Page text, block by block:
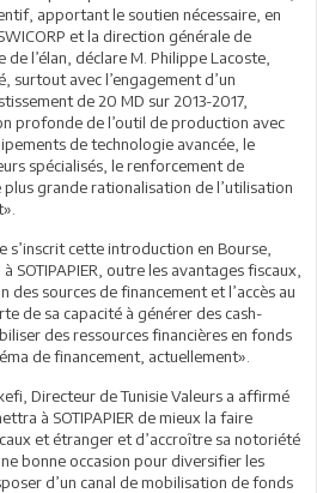
apportant le soutien nécessaire, en
et la direction générale de
de l’élan, déclare M. Philippe Lacoste,
surtout avec l’engagement d’un
de 20 MD sur 2013-2017,
profonde de l’outil de production avec
de technologie avancée, le
spécialisés, le renforcement de
grande rationalisation de l’utilisation
s’inscrit cette introduction en Bourse,
SOTIPAPIER, outre les avantages fiscaux,
sources de financement et l’accès au
de sa capacité à générer des cash-
des ressources financières en fonds
de financement, actuellement».
Directeur de Tunisie Valeurs a affirmé
à SOTIPAPIER de mieux la faire
et étranger et d’accroître sa notoriété
bonne occasion pour diversifier les
d’un canal de mobilisation de fonds